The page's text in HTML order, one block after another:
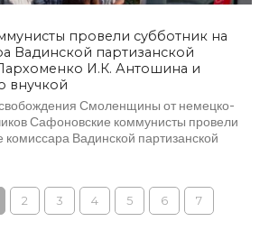
провели субботник на
Вадинской партизанской
И.К. Антошина и
внучкой
Смоленщины от немецко-
Сафоновские коммунисты провели
комиссара Вадинской партизанской
2 3 4 5 6 7